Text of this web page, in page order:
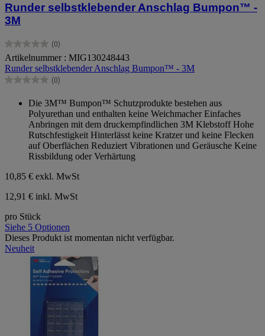
Runder selbstklebender Anschlag Bumpon™ -
3M
(0)
0.0
von
5
Sternen.
Artikelnummer : MIG130248443
Runder selbstklebender Anschlag Bumpon™ - 3M
(0)
0.0
Sternen.
Die 3M™ Bumpon™ Schutzprodukte bestehen aus
Polyurethan und enthalten keine Weichmacher Einfaches
Anbringen mit dem druckempfindlichen 3M Klebstoff Hohe
Rutschfestigkeit Hinterlässt keine Kratzer und keine Flecken
auf Oberflächen Reduziert Vibrationen und Geräusche Keine
Rissbildung oder Verhärtung
10,85 € exkl. MwSt
12,91 € inkl. MwSt
pro Stück
Siehe 5 Optionen
Dieses Produkt ist momentan nicht verfügbar.
Neuheit